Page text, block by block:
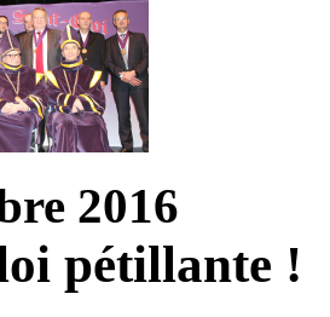
2016
pétillante !